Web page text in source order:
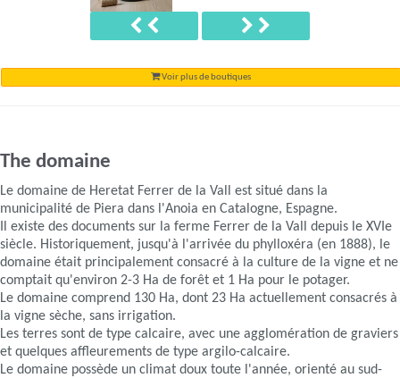
Précédent Suivant
Voir plus de boutiques
The domaine
Le domaine de Heretat Ferrer de la Vall est situé dans la
municipalité de Piera dans l'Anoia en Catalogne, Espagne.
Il existe des documents sur la ferme Ferrer de la Vall depuis le XVIe
siècle. Historiquement, jusqu'à l'arrivée du phylloxéra (en 1888), le
domaine était principalement consacré à la culture de la vigne et ne
comptait qu'environ 2-3 Ha de forêt et 1 Ha pour le potager.
Le domaine comprend 130 Ha, dont 23 Ha actuellement consacrés à
la vigne sèche, sans irrigation.
Les terres sont de type calcaire, avec une agglomération de graviers
et quelques affleurements de type argilo-calcaire.
Le domaine possède un climat doux toute l'année, orienté au sud-